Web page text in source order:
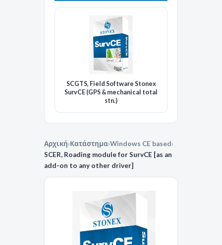
SCGTS, Field Software Stonex
SurvCE (GPS & mechanical total
stn.)
Αρχική›Κατάστημα›Windows CE based›
SCER, Roading module for SurvCE [as an
add-on to any other driver]